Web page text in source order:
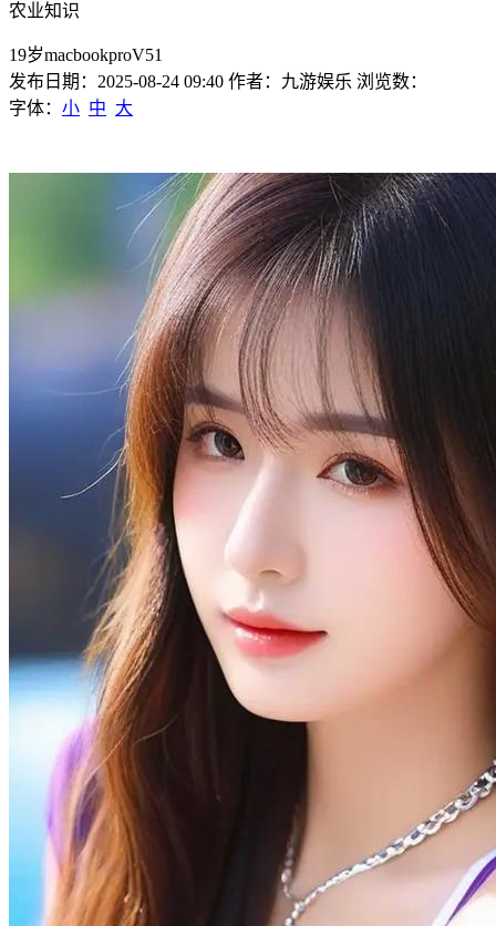
农业知识
19岁macbookproV51
发布日期：2025-08-24 09:40 作者：九游娱乐 浏览数：
字体： 小 中 大